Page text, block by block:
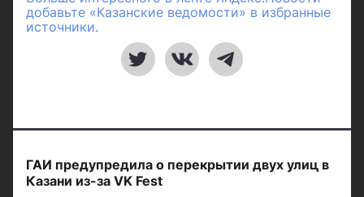
добавьте «Казанские ведомости» в избранные
источники.
ГАИ предупредила о перекрытии двух улиц в
Казани из-за VK Fest